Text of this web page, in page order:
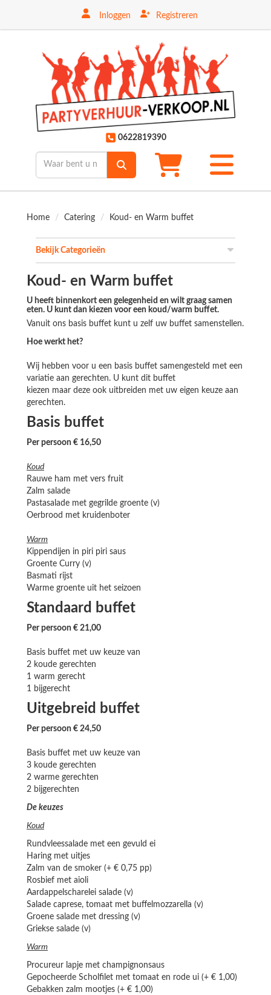
Inloggen Registreren
0622819390
Toggle
menu
Home Catering Koud- en Warm buffet
Bekijk Categorieën
Koud- en Warm buffet
U heeft binnenkort een gelegenheid en wilt graag samen
eten. U kunt dan kiezen voor een koud/warm buffet.
Vanuit ons basis buffet kunt u zelf uw buffet samenstellen.
Hoe werkt het?
Wij hebben voor u een basis buffet samengesteld met een
variatie aan gerechten. U kunt dit buffet
kiezen maar deze ook uitbreiden met uw eigen keuze aan
gerechten.
Basis buffet
Per persoon € 16,50
Koud
Rauwe ham met vers fruit
Zalm salade
Pastasalade met gegrilde groente (v)
Oerbrood met kruidenboter
Warm
Kippendijen in piri piri saus
Groente Curry (v)
Basmati rijst
Warme groente uit het seizoen
Standaard buffet
Per persoon € 21,00
Basis buffet met uw keuze van
2 koude gerechten
1 warm gerecht
1 bijgerecht
Uitgebreid buffet
Per persoon € 24,50
Basis buffet met uw keuze van
3 koude gerechten
2 warme gerechten
2 bijgerechten
De keuzes
Koud
Rundvleessalade met een gevuld ei
Haring met uitjes
Zalm van de smoker (+ € 0,75 pp)
Rosbief met aioli
Aardappelscharelei salade (v)
Salade caprese, tomaat met buffelmozzarella (v)
Groene salade met dressing (v)
Griekse salade (v)
Warm
Procureur lapje met champignonsaus
Gepocheerde Scholfilet met tomaat en rode ui (+ € 1,00)
Gebakken zalm mootjes (+ € 1,00)